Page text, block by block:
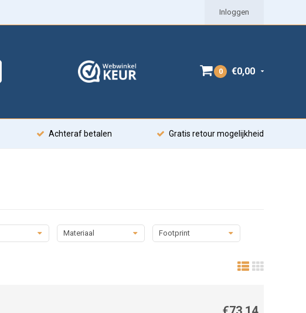
Inloggen
0 €0,00
Achteraf betalen Gratis retour mogelijkheid
Materiaal Footprint